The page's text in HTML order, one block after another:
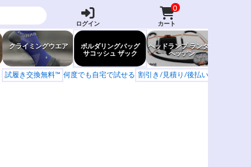
ログイン
0
カート
クライミングウエア
ボルダリングバッグ
サコッシュ ザック
ヘッドランプ ランタン
ヘッデン
試履き交換無料™ 何度でも自宅で試せる 割引き/見積り/後払い